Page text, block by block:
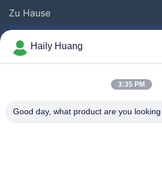
Zu Hause
Produkte
Videos
Qualitätskontrolle
Haily Huang
3:35 PM
Good day, what product are you